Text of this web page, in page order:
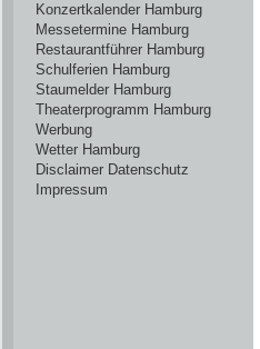
Konzertkalender Hamburg
Messetermine Hamburg
Restaurantführer Hamburg
Schulferien Hamburg
Staumelder Hamburg
Theaterprogramm Hamburg
Werbung
Wetter Hamburg
Disclaimer Datenschutz
Impressum